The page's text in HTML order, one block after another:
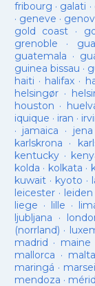
fribourg · galati ·
· geneve ·
gold coast ·
grenoble ·
guatemala ·
guinea bissau ·
haiti · halifax ·
helsingør·
houston ·
iquique · iran ·
· jamaica · jena
karlskrona ·
kentucky·
kolda · kolkata ·
kuwait· kyoto ·
leicester· leiden
liege · lille ·
ljubljana ·
(norrland) ·
madrid · maine
mallorca · malta
maringá ·
mendoza ·